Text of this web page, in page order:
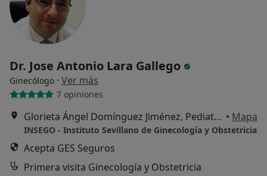
Dr. Jose Antonio Lara Gallego
Ginecólogo · Ver más
7 opiniones
Glorieta Ángel Domínguez Jiménez, Pediatra, 2 – Castilleja de la Cuesta, Castilleja de la Cuesta • Mapa
INSEGO - Instituto Sevillano de Ginecología y Obstetricia
Acepta GES Seguros
Primera visita Ginecología y Obstetricia